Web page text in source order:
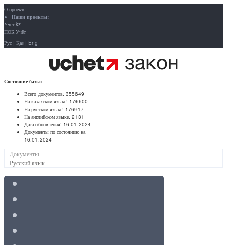
О проекте
Наши проекты:
Учёт.kz
ПОБ.Учёт
Рус | Қаз | Eng
Состояние базы:
Всего документов: 355649
На казахском языке: 176600
На русском языке: 176917
На английском языке: 2131
Дата обновления: 16.01.2024
Документы по состоянию на:
16.01.2024
Документы
Русский язык